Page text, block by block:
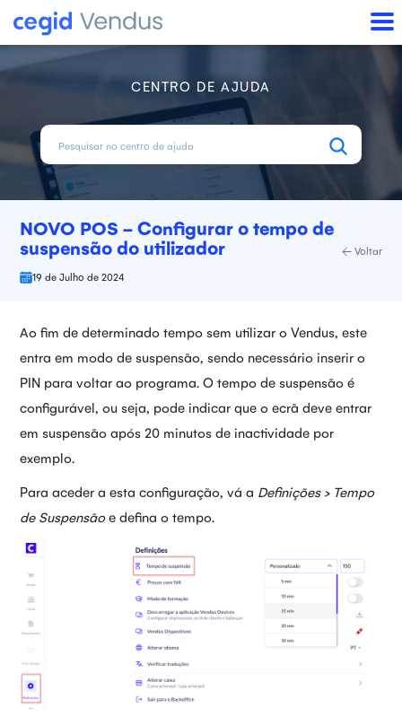
CENTRO DE AJUDA
NOVO POS - Configurar o tempo de
suspensão do utilizador
19 de Julho de 2024
Voltar
Ao fim de determinado tempo sem utilizar o Vendus, este
entra em modo de suspensão, sendo necessário inserir o
PIN para voltar ao programa. O tempo de suspensão é
configurável, ou seja, pode indicar que o ecrã deve entrar
em suspensão após 20 minutos de inactividade por
exemplo.
Para aceder a esta configuração, vá a Definições > Tempo
de Suspensãoe defina o tempo.